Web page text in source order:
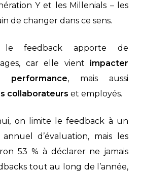
Y et les Millenials – les
de changer dans ce sens.
le feedback apporte de
car elle vient impacter
performance, mais aussi
collaborateurs et employés.
on limite le feedback à un
d’évaluation, mais les
53 % à déclarer ne jamais
tout au long de l’année,